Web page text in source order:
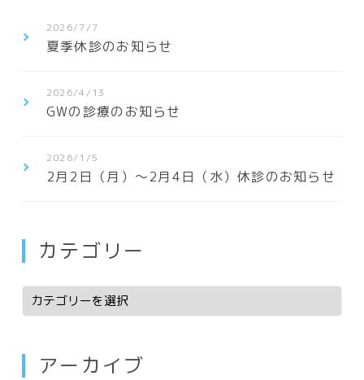
2026/7/7
夏季休診のお知らせ
2026/4/13
GWの診療のお知らせ
2026/1/5
2月2日（月）〜2月4日（水）休診のお知らせ
カテゴリー
アーカイブ